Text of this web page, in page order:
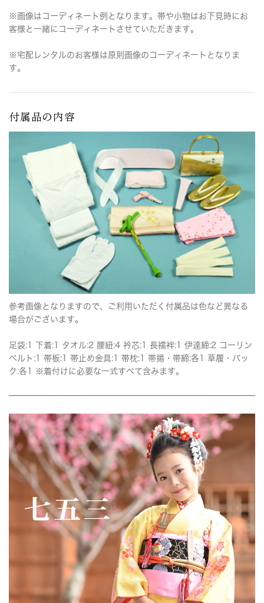
※画像はコーディネート例となります。帯や小物はお下見時にお
客様と一緒にコーディネートさせていただきます。
※宅配レンタルのお客様は原則画像のコーディネートとなりま
す。
付属品の内容
参考画像となりますので、ご利用いただく付属品は色など異なる
場合がございます。
足袋:1 下着:1 タオル:2 腰紐:4 衿芯:1 長襦袢:1 伊達締:2 コーリン
ベルト:1 帯板:1 帯止め金具:1 帯枕:1 帯揚・帯締:各1 草履・バッ
ク:各1 ※着付けに必要な一式すべて含みます。